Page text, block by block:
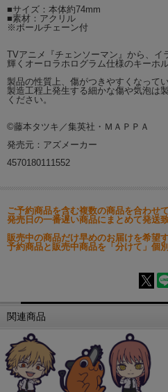
■サイズ：本体約74mm
■素材：アクリル
※ボールチェーン付
TVアニメ『チェンソーマン』から、イ
輝くオーロラホログラム仕様のキーホ
製品の性質上、傷がつきやすくなってい
製造工程上発生する細かな傷や気泡は
ください。
©藤本タツキ／集英社・ＭＡＰＰＡ
発売元：アズメーカー
4570180111552
ご予約商品を含む複数の商品を合わせ
発売日の一番遅い商品にまとめて発送致
販売中の商品だけ早めのお届けを希望
予約商品と販売中商品を「分けて」個
関連商品